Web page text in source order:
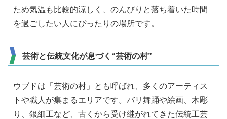
ため気温も比較的涼しく、のんびりと落ち着いた時間
を過ごしたい人にぴったりの場所です。
芸術と伝統文化が息づく“芸術の村”
ウブドは「芸術の村」とも呼ばれ、多くのアーティス
トや職人が集まるエリアです。バリ舞踊や絵画、木彫
り、銀細工など、古くから受け継がれてきた伝統工芸